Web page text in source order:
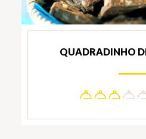
QUADRADINHO